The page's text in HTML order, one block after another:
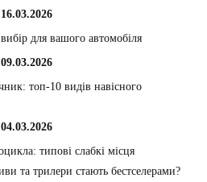
16.03.2026
для вашого автомобіля
09.03.2026
топ-10 видів навісного
04.03.2026
типові слабкі місця
та трилери стають бестселерами?